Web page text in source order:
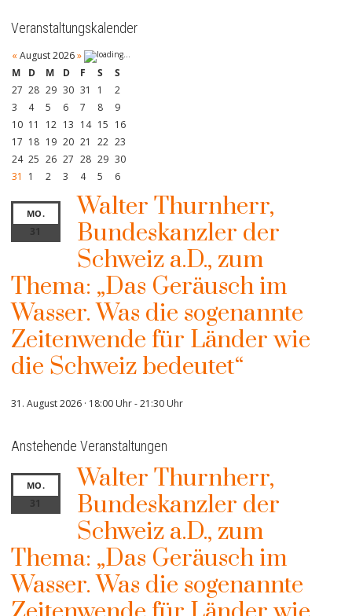
Veranstaltungskalender
« August 2026»
M
D M D F S
S
27 28 29 30 31 1
2
3
4 5 6 7 8
9
10 11 12 13 14 15 16
17 18 19 20 21 22 23
24 25 26 27 28 29 30
31
1 2 3 4 5 6
MO.
31
Walter Thurnherr,
Bundeskanzler der
Schweiz a.D., zum
Thema: „Das Geräusch im
Wasser. Was die sogenannte
Zeitenwende für Länder wie
die Schweiz bedeutet“
31. August 2026 · 18:00 Uhr-21:30 Uhr
Anstehende Veranstaltungen
MO.
31
Walter Thurnherr,
Bundeskanzler der
Schweiz a.D., zum
Thema: „Das Geräusch im
Wasser. Was die sogenannte